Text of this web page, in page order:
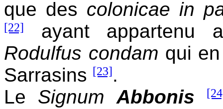
que des colonicae in
[22]
ayant appartenu
Rodulfus condam qui
Sarrasins [23].
Le Signum Abbonis